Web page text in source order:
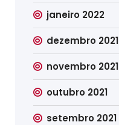
janeiro 2022
dezembro 2021
novembro 2021
outubro 2021
setembro 2021